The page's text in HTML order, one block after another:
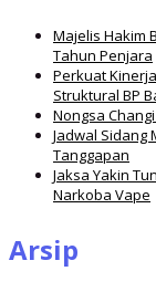
Majelis Hakim
Tahun Penjara
Perkuat
Struktural BP
Nongsa
Jadwal Sidang
Tanggapan
Jaksa Yakin
Narkoba Vape
Arsip